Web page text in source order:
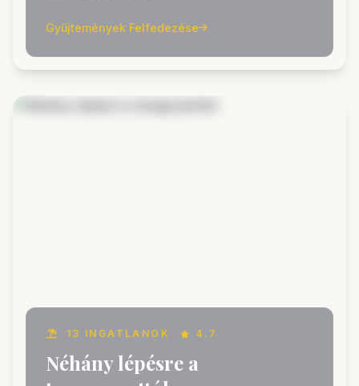
Gyűjtemények Felfedezése
13 INGATLANOK 4.7
Néhány lépésre a